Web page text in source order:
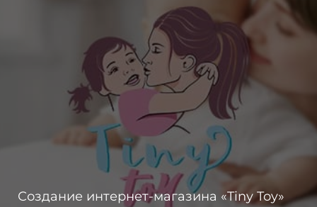
Создание интернет-магазина «Tiny Toy»